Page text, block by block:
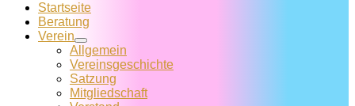
Startseite
Beratung
Verein
Allgemein
Vereins­geschichte
Satzung
Mitglied­schaft